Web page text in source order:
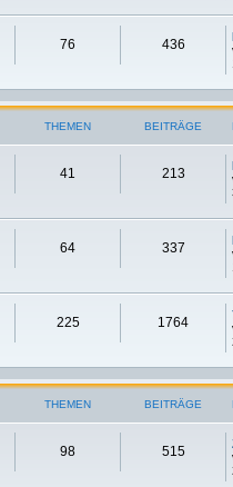
76 436
THEMEN BEITRÄGE
41 213
64 337
225 1764
THEMEN BEITRÄGE
98 515